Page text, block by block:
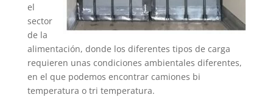
el
sector
de la
alimentación, donde los diferentes tipos de carga
requieren unas condiciones ambientales diferentes,
en el que podemos encontrar camiones bi
temperatura o tri temperatura.